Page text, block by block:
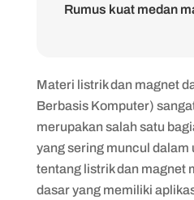
Rumus kuat medan
Contoh soal 3
Materi listrik dan magnet
Berbasis Komputer)
merupakan salah satu
yang sering muncul dalam
tentang listrik dan magnet
dasar yang memiliki